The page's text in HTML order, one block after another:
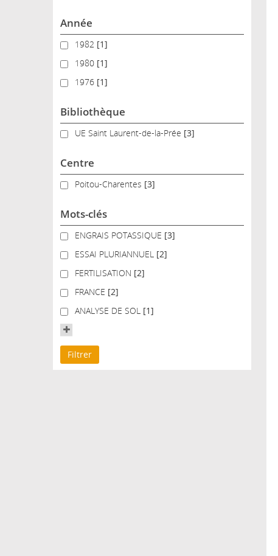
Année
19821982 [1]
19801980 [1]
19761976 [1]
Bibliothèque
UE Saint Laurent-de-la-Prée
UE Saint Laurent-de-la-Prée [3]
Centre
Poitou-Charentes
Poitou-Charentes [3]
Mots-clés
ENGRAIS POTASSIQUE
ENGRAIS POTASSIQUE [3]
ESSAI PLURIANNUEL
ESSAI PLURIANNUEL [2]
FERTILISATION
FERTILISATION [2]
FRANCEFRANCE [2]
ANALYSE DE SOL
ANALYSE DE SOL [1]